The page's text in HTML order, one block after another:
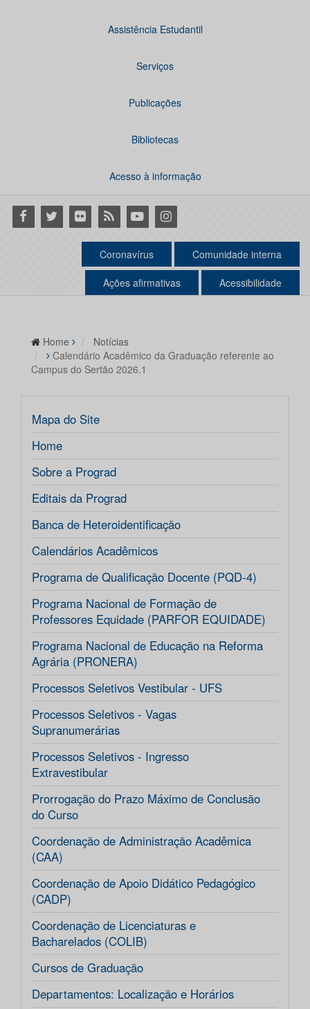
Assistência Estudantil
Serviços
Publicações
Bibliotecas
Acesso à informação
Facebook
Twitter Flickr RSS YoutubeInstagram
Coronavírus Comunidade interna
Ações afirmativas Acessibilidade
Home
Notícias
Calendário Acadêmico da Graduação referente ao
Campus do Sertão 2026.1
Mapa do Site
Home
Sobre a Prograd
Editais da Prograd
Banca de Heteroidentificação
Calendários Acadêmicos
Programa de Qualificação Docente (PQD-4)
Programa Nacional de Formação de
Professores Equidade (PARFOR EQUIDADE)
Programa Nacional de Educação na Reforma
Agrária (PRONERA)
Processos Seletivos Vestibular - UFS
Processos Seletivos - Vagas
Supranumerárias
Processos Seletivos - Ingresso
Extravestibular
Prorrogação do Prazo Máximo de Conclusão
do Curso
Coordenação de Administração Acadêmica
(CAA)
Coordenação de Apoio Didático Pedagógico
(CADP)
Coordenação de Licenciaturas e
Bacharelados (COLIB)
Cursos de Graduação
Departamentos: Localização e Horários